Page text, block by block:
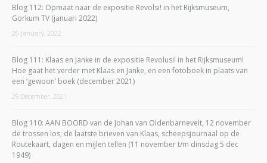
Blog 112: Opmaat naar de expositie Revolsi! in het Rijksmuseum,
Gorkum TV (januari 2022)
26 January, 2022
Blog 111: Klaas en Janke in de expositie Revolusi! in het Rijksmuseum!
Hoe gaat het verder met Klaas en Janke, en een fotoboek in plaats van
een ‘gewoon’ boek (december 2021)
29 December, 2021
Blog 110: AAN BOORD van de Johan van Oldenbarnevelt, 12 november
de trossen los; de laatste brieven van Klaas, scheepsjournaal op de
Routekaart, dagen en mijlen tellen (11 november t/m dinsdag 5 dec
1949)